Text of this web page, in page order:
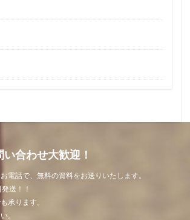
合わせ大歓迎！
電話で、無料の資料をお送りいたします。
送！！
承ります。
。